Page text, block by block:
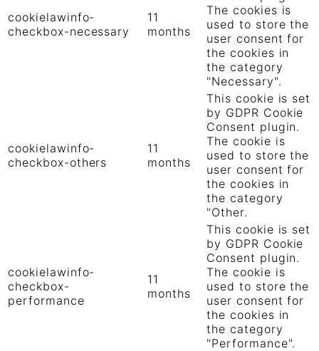
cookielawinfo-
checkbox-necessary
11
months
The cookies is
used to store the
user consent for
the cookies in
the category
"Necessary".
cookielawinfo-
checkbox-others
11
months
This cookie is set
by GDPR Cookie
Consent plugin.
The cookie is
used to store the
user consent for
the cookies in
the category
"Other.
cookielawinfo-
checkbox-
performance
11
months
This cookie is set
by GDPR Cookie
Consent plugin.
The cookie is
used to store the
user consent for
the cookies in
the category
"Performance".